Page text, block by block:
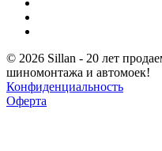
© 2026 Sillan - 20 лет
шиномонтажа и автомоек!
Конфиденциальность
Оферта